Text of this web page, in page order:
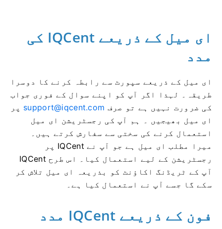
ای میل کے ذریعے IQCent کی
مدد
ای میل کے ذریعے سپورٹ سے رابطہ کرنے کا دوسرا
طریقہ۔
لہذا اگر آپ کو اپنے سوال کے فوری جواب
کی ضرورت نہیں ہے تو صرف support@iqcent.com پر
ای میل بھیجیں ۔
ہم آپ کی رجسٹریشن ای میل
استعمال کرنے کی سختی سے سفارش کرتے ہیں۔
میرا مطلب ای میل ہے جو آپ نے IQCent پر
رجسٹریشن کے لیے استعمال کیا۔
اس طرح IQCent
آپ کے ٹریڈنگ اکاؤنٹ کو بذریعہ ای میل تلاش کر
سکے گا جسے آپ نے استعمال کیا ہے۔
فون کے ذریعے IQCent مدد